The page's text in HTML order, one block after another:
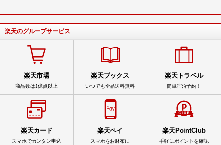
楽天のグループサービス
楽天市場
商品数は1億点以上
楽天ブックス
いつでも全品送料無料
楽天トラベル
簡単宿泊予約！
楽天カード
スマホでカンタン申込
楽天ペイ
スマホをお財布に
楽天PointClub
手軽にポイントを確認